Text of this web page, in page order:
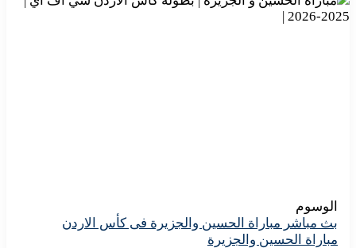
الوسوم
بث مباشر مباراة الحسين والجزيرة فى كأس الاردن
مباراة الحسين والجزيرة